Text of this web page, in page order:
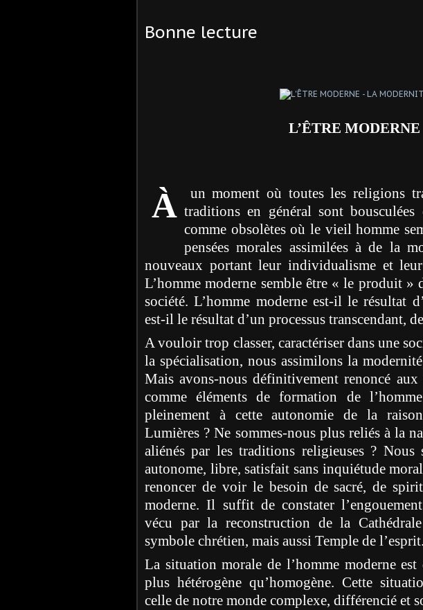
Bonne lecture
L’ÊTRE MODERNE
À
un moment où toutes les religions
traditions en général sont bousculées
comme obsolètes où le vieil homme
pensées morales assimilées à de la
nouveaux portant leur individualisme et
L’homme moderne semble être « le produit »
société. L’homme moderne est-il le résultat
est-il le résultat d’un processus transcendant,
A vouloir trop classer, caractériser dans une
la spécialisation, nous assimilons la
Mais avons-nous définitivement renoncé
comme éléments de formation de
pleinement à cette autonomie de la
Lumières ? Ne sommes-nous plus reliés à la
aliénés par les traditions religieuses ? Nous
autonome, libre, satisfait sans inquiétude
renoncer de voir le besoin de sacré, de
moderne. Il suffit de constater
vécu par la reconstruction de la
symbole chrétien, mais aussi Temple de l’esprit.
La situation morale de l’homme moderne
plus hétérogène qu’homogène. Cette
celle de notre monde complexe, différencié et